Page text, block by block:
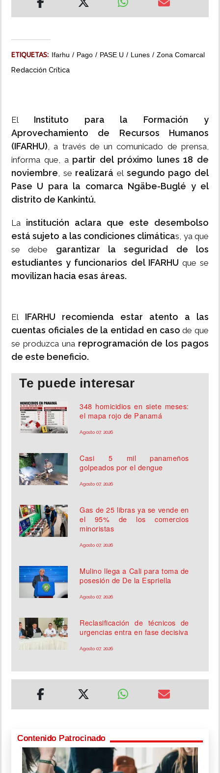
ETIQUETAS: Ifarhu Pago PASE U Lunes Zona Comarcal
Redacción Crítica
El Instituto para la Formación y
Aprovechamiento de Recursos Humanos
(IFARHU), a través de un comunicado de prensa,
informa que, a partir del próximo lunes 18 de
noviembre, se realizará el segundo pago del
Pase U para la comarca Ngäbe-Buglé y el
distrito de Kankintú.
La institución aclara que este desembolso
está sujeto a las condiciones climáticas, ya que
se debe garantizar la seguridad de los
estudiantes y funcionarios del IFARHU que se
movilizan hacia esas áreas.
El IFARHU recomienda estar atento a las
cuentas oficiales de la entidad en caso de que
se produzca unareprogramación de los pagos
de este beneficio.
Te puede interesar
348 homicidios en siete meses:
el mapa rojo de Panamá
Agosto 07, 2026
Casi 5 mil panameños
golpeados por el dengue
Agosto 07, 2026
Gas de 25 libras ya se vende en
el 95% de los comercios
minoristas
Agosto 07, 2026
Mulino llega a Cali para toma de
posesión de De la Espriella
Agosto 07, 2026
Reclasificación de técnicos de
urgencias entra en fase decisiva
Agosto 07, 2026
Contenido Patrocinado